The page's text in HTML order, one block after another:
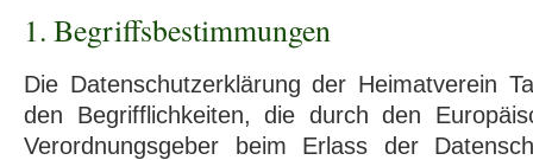
1. Begriffsbestimmungen
Die Datenschutzerklärung der Heimatverein
den Begrifflichkeiten, die durch den
Verordnungsgeber beim Erlass der